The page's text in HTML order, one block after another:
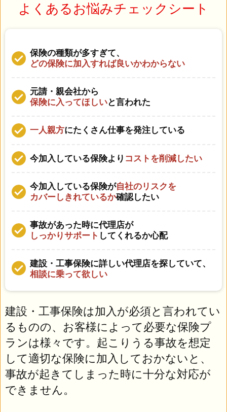
よくあるお悩みチェックシート
保険の種類が多すぎて、
どの保険に加入すれば良いかわからない
元請・親会社から
保険に入ってほしいと言われた
一人親方にたくさん仕事を発注している
今加入している保険より コストを削減したい
今加入している保険が自社のリスクを
カバーしきれているか確認したい
事故があった時に代理店が
しっかりサポート してくれるか心配
建設・工事保険に詳しい代理店を探していて、
相談に乗って欲しい
建設・工事保険は加入が必須と言われてい
るものの、お客様によって必要な保険プ
ランは様々です。起こりうる事故を想定
して適切な保険に加入しておかないと、
事故が起きてしまった時に十分な対応が
できません。